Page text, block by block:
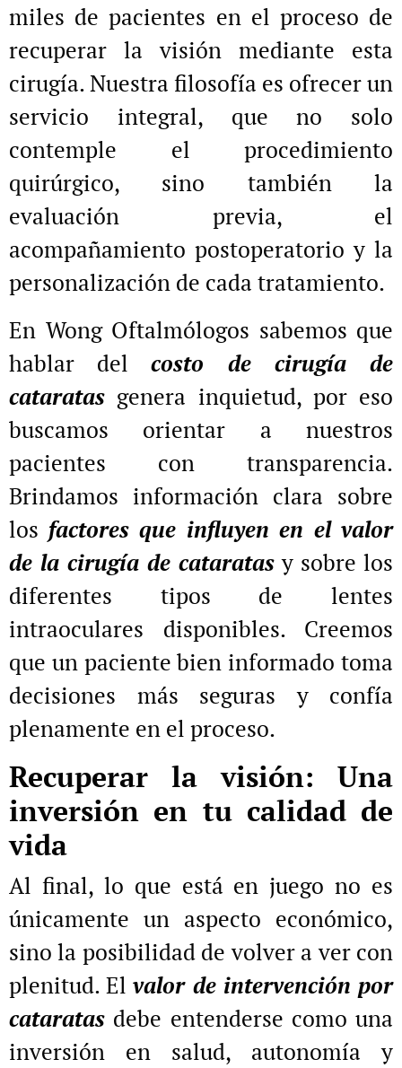
miles de pacientes en el proceso de
recuperar la visión mediante esta
cirugía. Nuestra filosofía es ofrecer un
servicio integral, que no solo
contemple el procedimiento
quirúrgico, sino también la
evaluación previa, el
acompañamiento postoperatorio y la
personalización de cada tratamiento.
En Wong Oftalmólogos sabemos que
hablar delcosto de cirugía de
cataratas genera inquietud, por eso
buscamos orientar a nuestros
pacientes con transparencia.
Brindamos información clara sobre
los factores que influyen en el valor
de la cirugía de cataratas y sobre los
diferentes tipos de lentes
intraoculares disponibles. Creemos
que un paciente bien informado toma
decisiones más seguras y confía
plenamente en el proceso.
Recuperar la visión: Una
inversión en tu calidad de
vida
Al final, lo que está en juego no es
únicamente un aspecto económico,
sino la posibilidad de volver a ver con
plenitud. Elvalor de intervención por
cataratas debe entenderse como una
inversión en salud, autonomía y